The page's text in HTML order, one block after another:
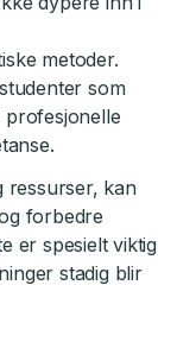
metoder.
som
ressurser, kan
forbedre
er spesielt viktig
stadig blir